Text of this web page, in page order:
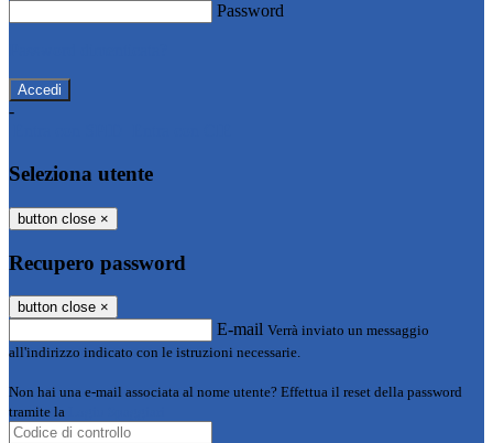
Password
-
Seleziona utente
button close ×
Recupero password
button close ×
E-mail Verrà inviato un messaggio
all'indirizzo indicato con le istruzioni necessarie.
Non hai una e-mail associata al nome utente? Effettua il reset della password
tramite la